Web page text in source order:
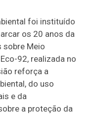
foi instituído
os 20 anos da
sobre Meio
92, realizada no
reforça a
do uso
e da
a proteção da